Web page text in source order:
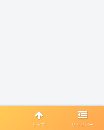
トップ サイドバー